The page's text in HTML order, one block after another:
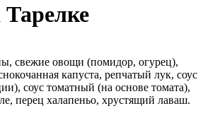
свежие овощи (помидор, огурец),
капуста, репчатый лук, соус
соус томатный (на основе томата),
перец халапеньо, хрустящий лаваш.